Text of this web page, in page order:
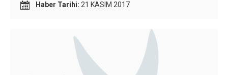
Haber Tarihi: 21 KASIM 2017